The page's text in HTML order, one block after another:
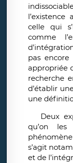
celle qui
comme
pas
appropriée
recherche
d’établir
une
Deux
qu’on
s’agit
et de